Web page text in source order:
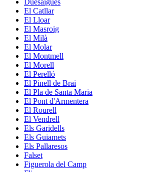
El Catllar
El Lloar
El Masroig
El Milà
El Molar
El Montmell
El Morell
El Perelló
El Pinell de Brai
El Pla de Santa Maria
El Pont d'Armentera
El Rourell
El Vendrell
Els Garidells
Els Guiamets
Els Pallaresos
Falset
Figuerola del Camp